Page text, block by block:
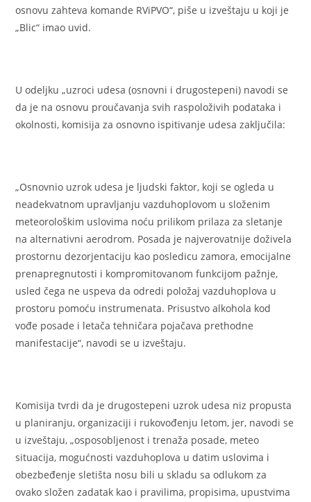
osnovu zahteva komande RViPVO“, piše u izveštaju u koji je
„Blic“ imao uvid.
U odeljku „uzroci udesa (osnovni i drugostepeni) navodi se
da je na osnovu proučavanja svih raspoloživih podataka i
okolnosti, komisija za osnovno ispitivanje udesa zaključila:
„Osnovnio uzrok udesa je ljudski faktor, koji se ogleda u
neadekvatnom upravljanju vazduhoplovom u složenim
meteorološkim uslovima noću prilikom prilaza za sletanje
na alternativni aerodrom. Posada je najverovatnije doživela
prostornu dezorjentaciju kao posledicu zamora, emocijalne
prenapregnutosti i kompromitovanom funkcijom pažnje,
usled čega ne uspeva da odredi položaj vazduhoplova u
prostoru pomoću instrumenata. Prisustvo alkohola kod
vođe posade i letača tehničara pojačava prethodne
manifestacije“, navodi se u izveštaju.
Komisija tvrdi da je drugostepeni uzrok udesa niz propusta
u planiranju, organizaciji i rukovođenju letom, jer, navodi se
u izveštaju, „osposobljenost i trenaža posade, meteo
situacija, mogućnosti vazduhoplova u datim uslovima i
obezbeđenje sletišta nosu bili u skladu sa odlukom za
ovako složen zadatak kao i pravilima, propisima, upustvima